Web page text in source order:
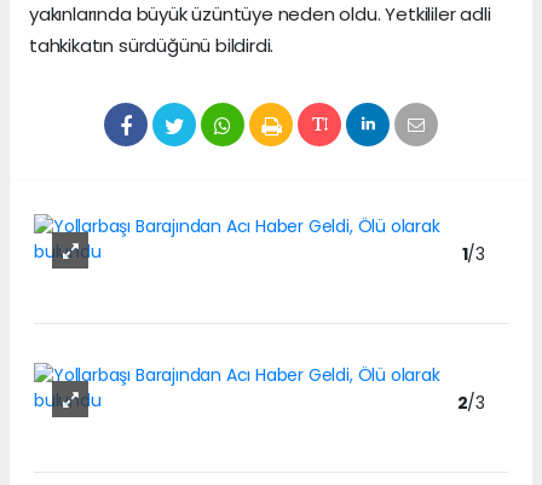
yakınlarında büyük üzüntüye neden oldu. Yetkililer adli
tahkikatın sürdüğünü bildirdi.
1/3
2/3